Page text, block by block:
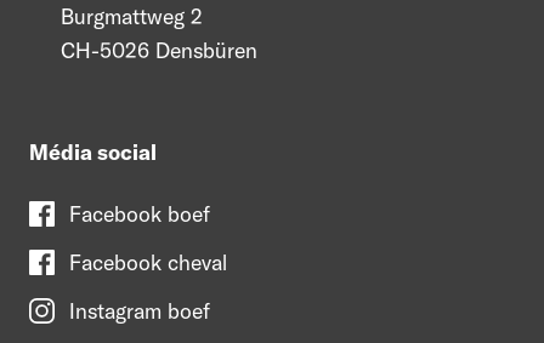
Burgmattweg 2
CH-5026 Densbüren
Média social
Facebook boef
Facebook cheval
Instagram boef